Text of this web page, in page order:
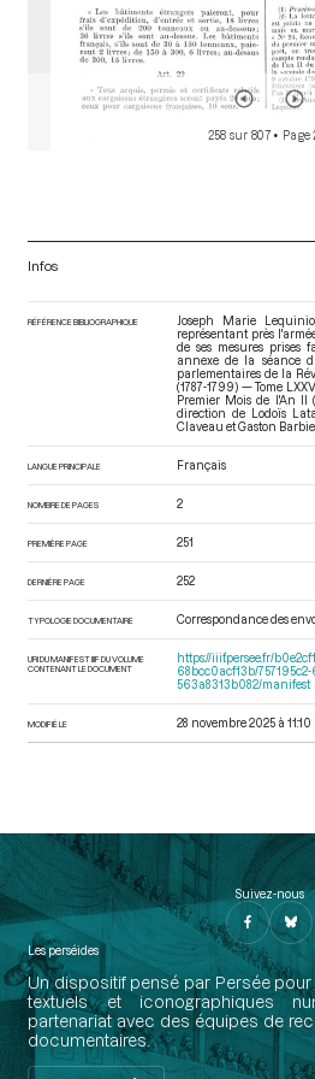
258 sur 807 • Page
Infos
RÉFÉRENCE BIBLIOGRAPHIQUE
Joseph Marie
représentant près
de ses mesures prises
annexe de la séance
parlementaires de la
(1787-1799) — Tome
Premier Mois de l'An II
direction de Lodoïs
Claveau et Gaston
LANGUE PRINCIPALE Français
NOMBRE DE PAGES 2
PREMIÈRE PAGE 251
DERNIÈRE PAGE 252
TYPOLOGIE DOCUMENTAIRE Correspondance des
URI DU MANIFEST IIIF DU VOLUME
CONTENANT LE DOCUMENT
https://iiif.persee.fr/
68bcc0acf13b/
563a8313b082/manifest
MODIFIÉ LE 28 novembre 2025 à 11:10
Suivez-nous
Les perséides
Un dispositif pensé par Persée
textuels et iconographiques
partenariat avec des équipes de
documentaires.